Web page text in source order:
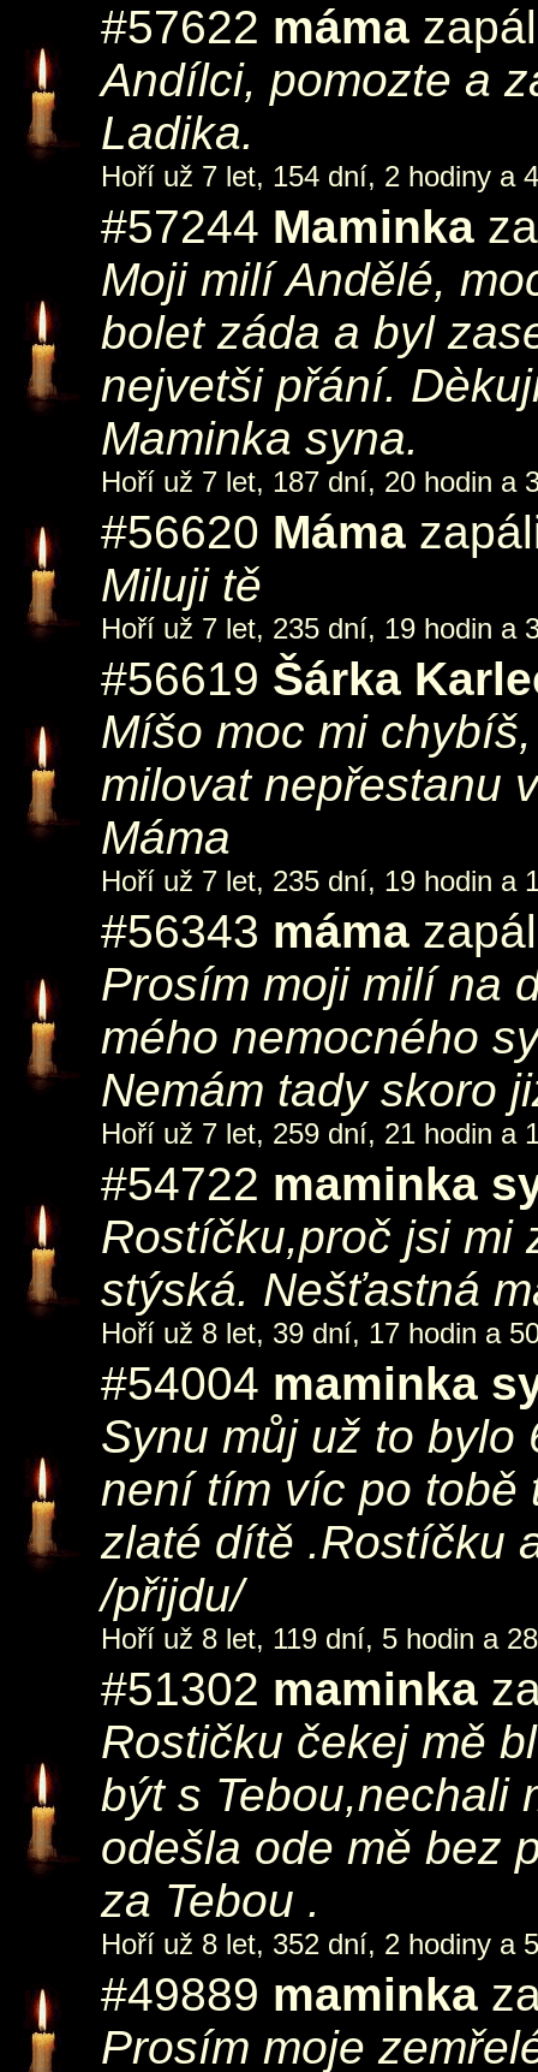
#57622 máma
Andílci, pomozte a
Ladika.
Hoří už 7 let, 154 dní, 2 hodiny a
#57244 Maminka
Moji milí Andělé,
bolet záda a byl
nejvetši přání.
Maminka syna.
Hoří už 7 let, 187 dní, 20 hodin a
#56620 Máma
Miluji tě
Hoří už 7 let, 235 dní, 19 hodin a
#56619 Šárka
Míšo moc mi
milovat nepřestanu
Máma
Hoří už 7 let, 235 dní, 19 hodin a
#56343 máma
Prosím moji milí na
mého nemocného
Nemám tady skoro
Hoří už 7 let, 259 dní, 21 hodin a
#54722 maminka
Rostíčku,proč jsi mi
stýská. Nešťastná
Hoří už 8 let, 39 dní, 17 hodin a
#54004 maminka
Synu můj už to bylo
není tím víc po tobě
zlaté dítě .Rostíčku
/přijdu/
Hoří už 8 let, 119 dní, 5 hodin a
#51302 maminka
Rostičku čekej mě
být s Tebou,nechali
odešla ode mě bez
za Tebou .
Hoří už 8 let, 352 dní, 2 hodiny a
#49889 maminka
Prosím moje